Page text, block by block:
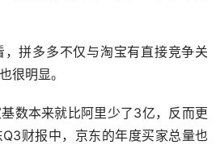
拼多多不仅与淘宝有直接竞争关
很明显。
数本来就比阿里少了3亿，反而更
财报中，京东的年度买家总量也